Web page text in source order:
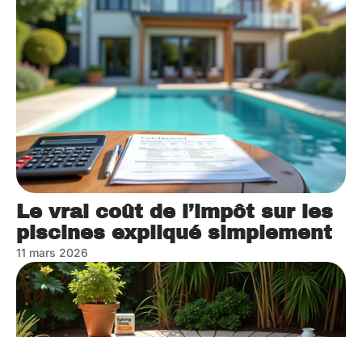
Le vrai coût de l’impôt sur les
piscines expliqué simplement
11 mars 2026